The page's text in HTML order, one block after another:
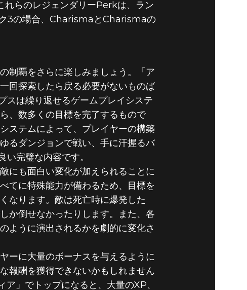
れらのレジェンダリーPerkは、ラン
3の場合、CharismaとCharismaの
制覇をさらに楽しみましょう。「ア
回探索したら戻る必要がないものば
は繰り返せるゲームプレイシステ
、数多くの目標を完了するもので
ステムによって、プレイヤーの構築
るダンジョンで戦い、手に汗握るバ
完璧な内容です。
にも面白い変化が加えられることに
てに特殊能力が備わるため、目標を
なります。敵は死亡時に爆発した
か倒せなかったりします。また、各
ように演出されるかを劇的に変化さ
ーに大量のボーナスを与えるように
報酬を獲得できないかもしれません
」でトップになると、大量のXP、